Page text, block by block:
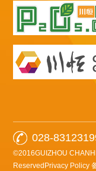
028-
©2016GUIZHOU
ReservedPrivacy Policy